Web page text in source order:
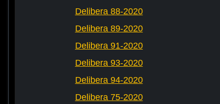
Delibera 88-2020
Delibera 89-2020
Delibera 91-2020
Delibera 93-2020
Delibera 94-2020
Delibera 75-2020